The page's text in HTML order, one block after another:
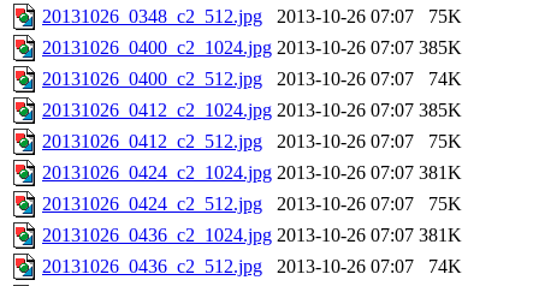
20131026_0348_c2_512.jpg
2013-10-26 07:07
75K
20131026_0400_c2_1024.jpg 2013-10-26 07:07 385K
20131026_0400_c2_512.jpg
2013-10-26 07:07
74K
20131026_0412_c2_1024.jpg 2013-10-26 07:07 385K
20131026_0412_c2_512.jpg
2013-10-26 07:07
75K
20131026_0424_c2_1024.jpg 2013-10-26 07:07 381K
20131026_0424_c2_512.jpg
2013-10-26 07:07
75K
20131026_0436_c2_1024.jpg 2013-10-26 07:07 381K
20131026_0436_c2_512.jpg
2013-10-26 07:07
74K